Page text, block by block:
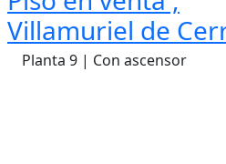
Villamuriel de
Planta 9 | Con ascensor